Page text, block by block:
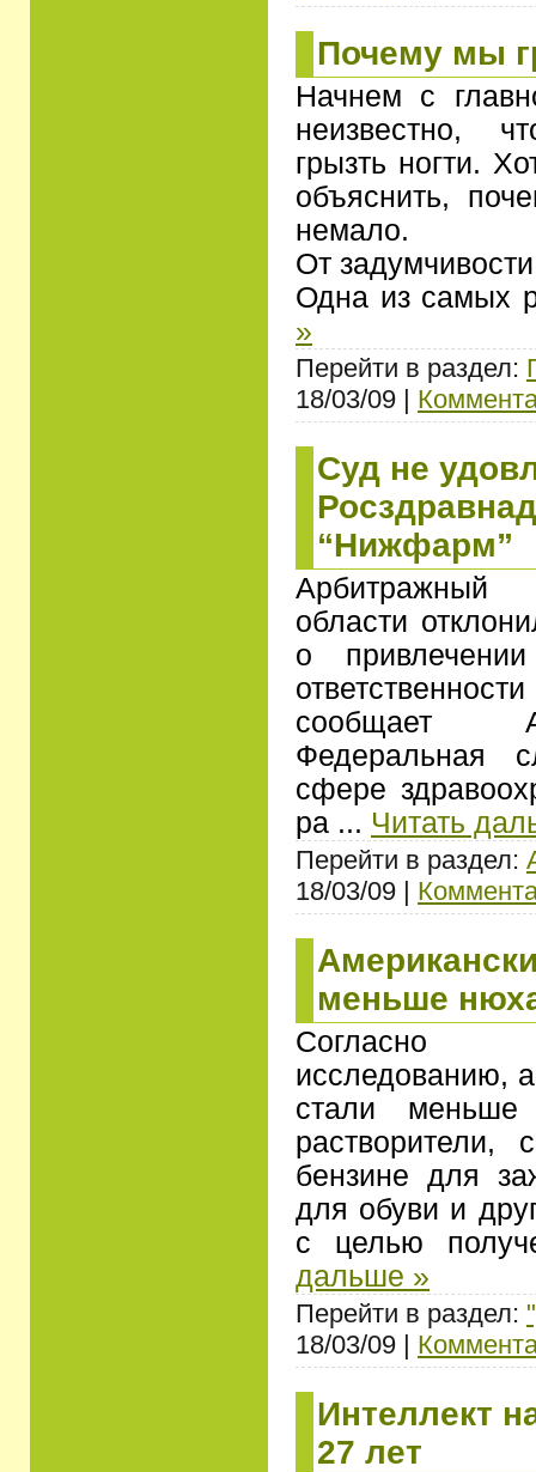
Почему мы
Начнем с
неизвестно,
грызть ногти.
объяснить,
немало.
От
Одна из самых
»
Перейти в раздел:
18/03/09 |
Суд не
“Нижфарм”
Арбитражный
области
о
сообщает
Федеральная
сфере
ра ... Читать
Перейти в раздел:
18/03/09 |
меньше
Согласно
исследованию,
стали меньше
растворители,
бензине для
для обуви и
с целью
дальше »
Перейти в раздел:
18/03/09 |
Интеллект
27 лет